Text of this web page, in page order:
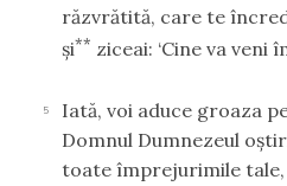
răzvrătită, care te
şi** ziceai: ‘Cine va veni
5
Iată, voi aduce groaza
Domnul Dumnezeul
toate împrejurimile